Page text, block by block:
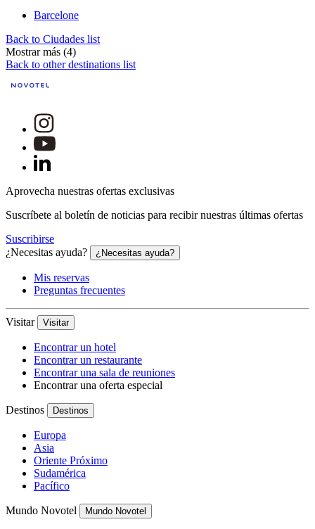
Barcelone
Back to Ciudades list
Mostrar más (4)
Back to other destinations list
Aprovecha nuestras ofertas exclusivas
Suscríbete al boletín de noticias para recibir nuestras últimas ofertas
Suscribirse
¿Necesitas ayuda?
¿Necesitas ayuda?
Mis reservas
Preguntas frecuentes
Visitar Visitar
Encontrar un hotel
Encontrar un restaurante
Encontrar una sala de reuniones
Encontrar una oferta especial
Destinos Destinos
Europa
Asia
Oriente Próximo
Sudamérica
Pacífico
Mundo Novotel Mundo Novotel